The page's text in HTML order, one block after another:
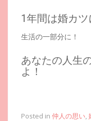
1年間は婚カツ
生活の一部分に！
あなたの人生
よ！
Posted in 仲人の思い,